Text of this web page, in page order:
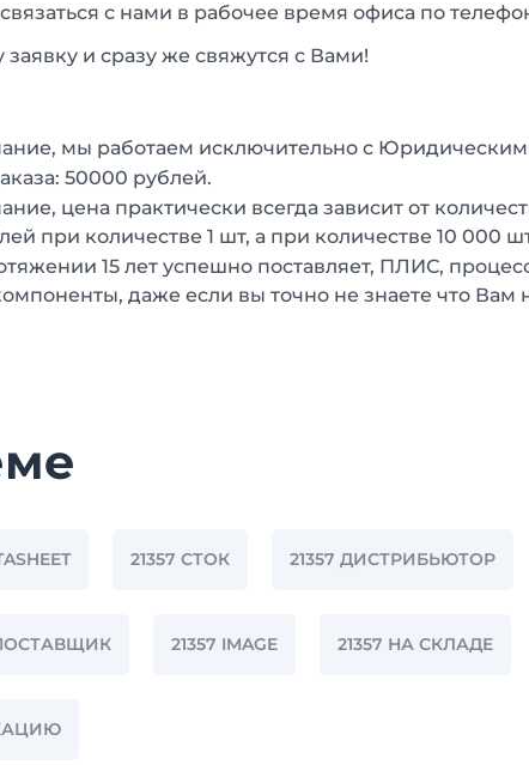
с нами в рабочее время офиса по
и сразу же свяжутся с Вами!
мы работаем исключительно с
50000 рублей.
цена практически всегда зависит от
при количестве 1 шт, а при количестве 10 000
15 лет успешно поставляет, ПЛИС,
даже если вы точно не знаете что
21357 СТОК 21357 ДИСТРИБЬЮТОР
ПОСТАВЩИК 21357 IMAGE 21357 НА СКЛАДЕ